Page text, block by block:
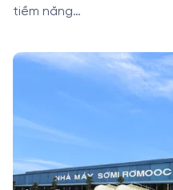
tiềm năng…